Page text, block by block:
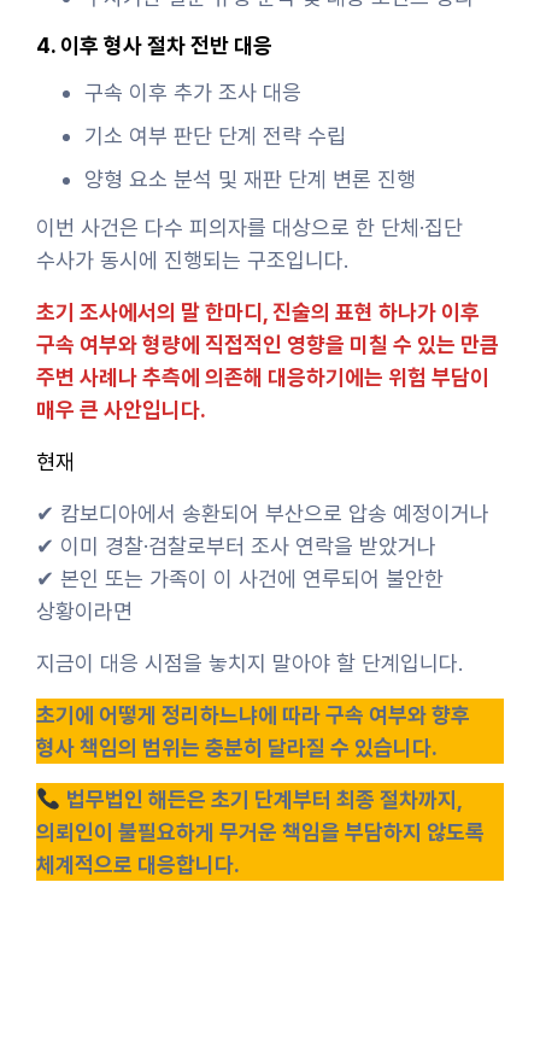
4. 이후 형사 절차 전반 대응
구속 이후 추가 조사 대응
기소 여부 판단 단계 전략 수립
양형 요소 분석 및 재판 단계 변론 진행
이번 사건은 다수 피의자를 대상으로 한 단체·집단
수사가 동시에 진행되는 구조입니다.
초기 조사에서의 말 한마디, 진술의 표현 하나가 이후
구속 여부와 형량에 직접적인 영향을 미칠 수 있는 만큼
주변 사례나 추측에 의존해 대응하기에는 위험 부담이
매우 큰 사안입니다.
현재
✔ 캄보디아에서 송환되어 부산으로 압송 예정이거나
✔ 이미 경찰·검찰로부터 조사 연락을 받았거나
✔ 본인 또는 가족이 이 사건에 연루되어 불안한
상황이라면
지금이 대응 시점을 놓치지 말아야 할 단계입니다.
초기에 어떻게 정리하느냐에 따라 구속 여부와 향후
형사 책임의 범위는 충분히 달라질 수 있습니다.
법무법인 해든은 초기 단계부터 최종 절차까지,
의뢰인이 불필요하게 무거운 책임을 부담하지 않도록
체계적으로 대응합니다.